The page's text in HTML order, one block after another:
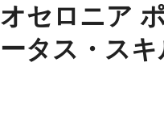
オセロニア
ータス・スキ